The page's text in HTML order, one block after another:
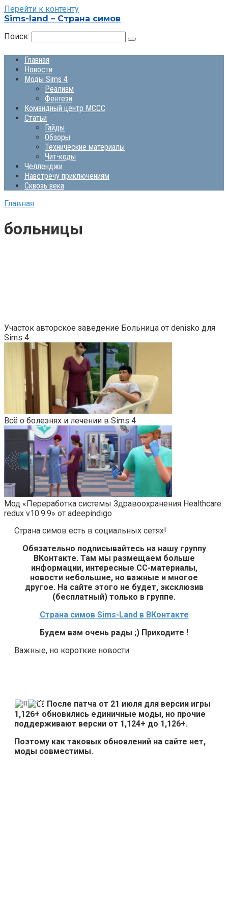
Перейти к контенту
Sims-land – Страна симов
Поиск:
Главная
Новости
Моды Sims 4
Реализм
Фентези
Командный центр MCCC
Статьи
Гайды
Обзоры
Технические материалы
Чит-коды
Челленджи
Навстречу приключениям
Сквозь века
Главная
больницы
Участок авторское заведение Больница от denisko для
Sims 4
Всё о болезнях и лечении в Sims 4
Мод «Переработка системы Здравоохранения Healthcare
redux v10.9.9» от adeepindigo
Страна симов есть в социальных сетях!
Обязательно подписывайтесь на нашу группу
ВКонтакте. Там мы размещаем больше
информации, интересные СС-материалы,
новости небольшие, но важные и многое
другое. На сайте этого не будет, эксклюзив
(бесплатный) только в группе.
Страна симов Sims-Land в ВКонтакте
Будем вам очень рады ;) Приходите !
Важные, но короткие новости
После патча от 21 июля для версии игры
1,126+ обновились единичные моды, но прочие
поддерживают версии от 1,124+ до 1,126+.
Поэтому как таковых обновлений на сайте нет,
моды совместимы.